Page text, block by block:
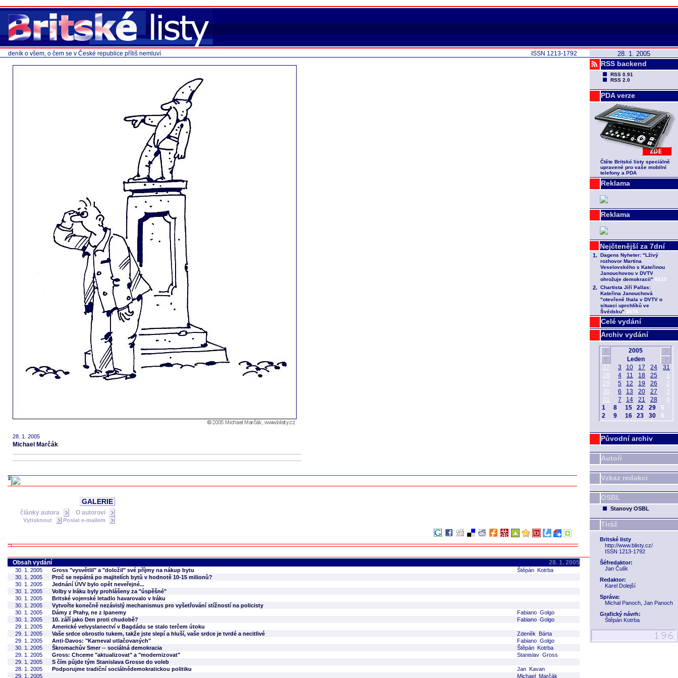
28. 1. 2005
RSS backend
RSS 0.91
RSS 2.0
PDA verze
Čtěte Britské listy speciálně
upravené pro vaše mobilní
telefony a PDA
Reklama
Reklama
Celé vydání
Archiv vydání
Původní archiv
Autoři
Vzkaz redakci
OSBL
Stanovy OSBL
Tiráž
Britské listy
http://www.blisty.cz/
ISSN 1213-1792
Šéfredaktor:
Jan Čulík
Redaktor:
Karel Dolejší
Správa:
Michal Panoch, Jan Panoch
Grafický návrh:
Štěpán Kotrba
ISSN 1213-1792
deník o všem, o čem se v České republice příliš nemluví
28. 1. 2005
Michael Marčák
GALERIE
články autora O autorovi
Vytisknout Poslat e-mailem
Obsah vydání 28. 1. 2005
30. 1. 2005 Gross "vysvětlil" a "doložil" své příjmy na nákup bytu
Štěpán Kotrba
30. 1. 2005
Proč se nepátrá po majitelích bytů v hodnotě 10-15 milionů?
30. 1. 2005
Jednání ÚVV bylo opět neveřejné...
30. 1. 2005
Volby v Iráku byly prohlášeny za "úspěšné"
30. 1. 2005
Britské vojenské letadlo havarovalo v Iráku
30. 1. 2005
Vytvořte konečně nezávislý mechanismus pro vyšetřování stížností na policisty
30. 1. 2005
Dámy z Prahy, ne z Ipanemy
Fabiano Golgo
30. 1. 2005
10. září jako Den proti chudobě?
Fabiano Golgo
29. 1. 2005
Americké velvyslanectví v Bagdádu se stalo terčem útoku
29. 1. 2005
Vaše srdce obrostlo tukem, takže jste slepí a hluší, vaše srdce je tvrdé a necitlivé
Zdeněk Bárta
29. 1. 2005
Anti-Davos: "Karneval utlačovaných"
Fabiano Golgo
30. 1. 2005
Škromachův Smer -- sociálná demokracia
Štěpán Kotrba
29. 1. 2005
Gross: Chceme "aktualizovat" a "modernizovat"
Stanislav Gross
29. 1. 2005
S čím půjde tým Stanislava Grosse do voleb
28. 1. 2005
Podporujme tradiční sociálnědemokratickou politiku
Jan Kavan
29. 1. 2005
Michael Marčák